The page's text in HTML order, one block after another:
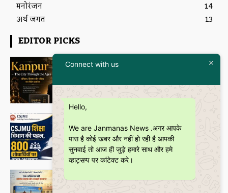
मनोरंजन
14
अर्थ जगत
13
EDITOR PICKS
Featured
इतिहास और आधुनिकता का संगम है
Ages” कॉफी टेबल बुक
Janmanas News - 5 July 2026
CSJMU, कानपुर द्वारा बना ‘जागरूकता पैमाना’
शोध की वैश्विक पहचान को देगा नई दिशा
Janmanas News - 28 June 2026
बॉटल ब्रीफ्स : एक अधिवक्ता की युवा उम्र की
Connect with us
Hello,
We are Janmanas News .अगर आपके
पास है कोई खबर और नहीं हो रही है आपकी
सुनवाई तो आज ही जुड़े हमारे साथ और हमे
व्हाट्सप्प पर कांटेक्ट करे।